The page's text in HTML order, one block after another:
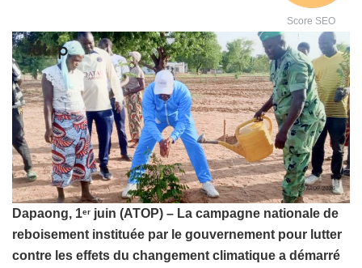
Score SEO
Dapaong, 1er juin (ATOP) – La campagne nationale de
reboisement instituée par le gouvernement pour lutter
contre les effets du changement climatique a démarré